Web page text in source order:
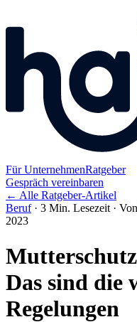
Für UnternehmenRatgeber
Gespräch vereinbaren
← Alle Ratgeber-Artikel
Beruf · 3 Min. Lesezeit ·
2023
Das sind die
Regelungen